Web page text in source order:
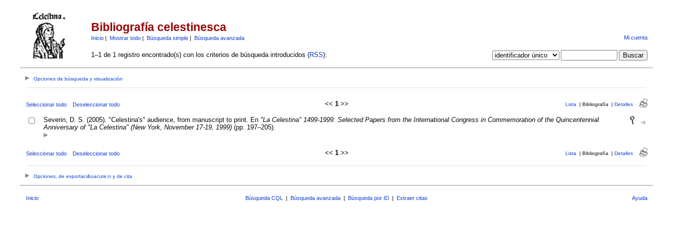
Bibliografía celestinesca
Inicio| Mostrar todo| Búsqueda simple| Búsqueda avanzada Mi cuenta
1–1 de 1 registro encontrado(s) con los criterios de búsqueda introducidos (RSS):
Opciones de búsqueda y visualización
Seleccionar todo Deseleccionar todo << 1>> Lista | Bibliografía | Detalles
Severin, D. S. (2005). "Celestina's" audience, from manuscript to print. En "La Celestina" 1499-1999: Selected Papers from the International Congress in Commemoration of the Quincentennial
Anniversary of "La Celestina" (New York, November 17-19, 1999)(pp. 197–205).
Seleccionar todo Deseleccionar todo << 1>> Lista | Bibliografía | Detalles
Opciones, de exportaci&oacute;n y de cita
Inicio Búsqueda CQL | Búsqueda avanzada | Búsqueda por ID | Extraer citas Ayuda